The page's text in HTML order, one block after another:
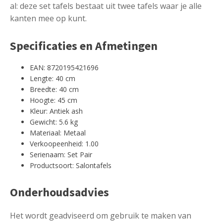
al: deze set tafels bestaat uit twee tafels waar je alle
kanten mee op kunt.
Specificaties en Afmetingen
EAN: 8720195421696
Lengte: 40 cm
Breedte: 40 cm
Hoogte: 45 cm
Kleur: Antiek ash
Gewicht: 5.6 kg
Materiaal: Metaal
Verkoopeenheid: 1.00
Serienaam: Set Pair
Productsoort: Salontafels
Onderhoudsadvies
Het wordt geadviseerd om gebruik te maken van